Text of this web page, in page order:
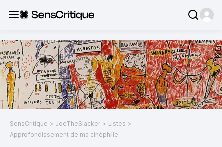
SensCritique > JoeTheSlacker > Listes >
Approfondissement de ma cinéphilie